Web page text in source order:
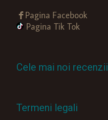
Pagina Facebook
Pagina Tik Tok
Cele mai noi recenzii
Termeni legali